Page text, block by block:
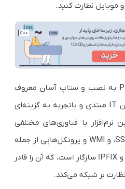
و موبایل نظارت کنید.
PRTG Network Monitor به نصب و ستاپ آسان معروف
است که آن را برای کاربران IT مبتدی و باتجربه به گزینه‌ای
با فناوری‌های مختلفی
مانند SSH، HTTP، SNMP، و WMI و پروتکل‌هایی از جمله
sFlow، NetFlow، jFlow و IPFIX سازگار است، که آن را قادر
بر شبکه می‌کند.